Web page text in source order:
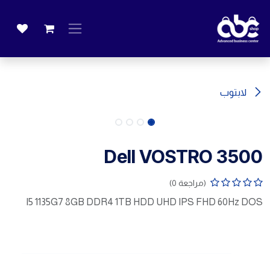
لابتوب
Dell VOSTRO 3500
(مراجعة 0)
I5 1135G7 8GB DDR4 1TB HDD UHD IPS FHD 60Hz DOS